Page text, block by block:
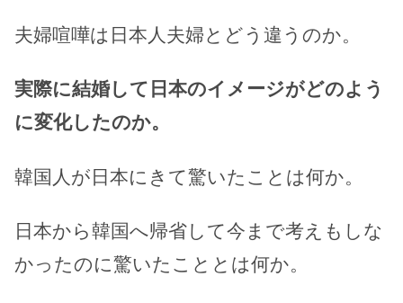
夫婦喧嘩は日本人夫婦とどう違うのか。
実際に結婚して日本のイメージがどのよう
に変化したのか。
韓国人が日本にきて驚いたことは何か。
日本から韓国へ帰省して今まで考えもしな
かったのに驚いたこととは何か。